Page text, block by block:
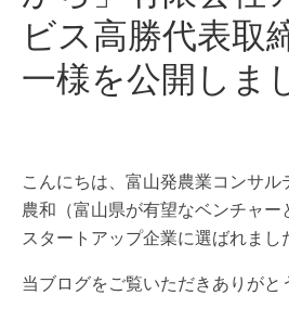
ビス高勝代表取
一様を公開しま
こんにちは、富山発農業コンサ
農和（富山県が有望なベンチャー
スタートアップ企業に選ばれまし
当ブログをご覧いただきありがと